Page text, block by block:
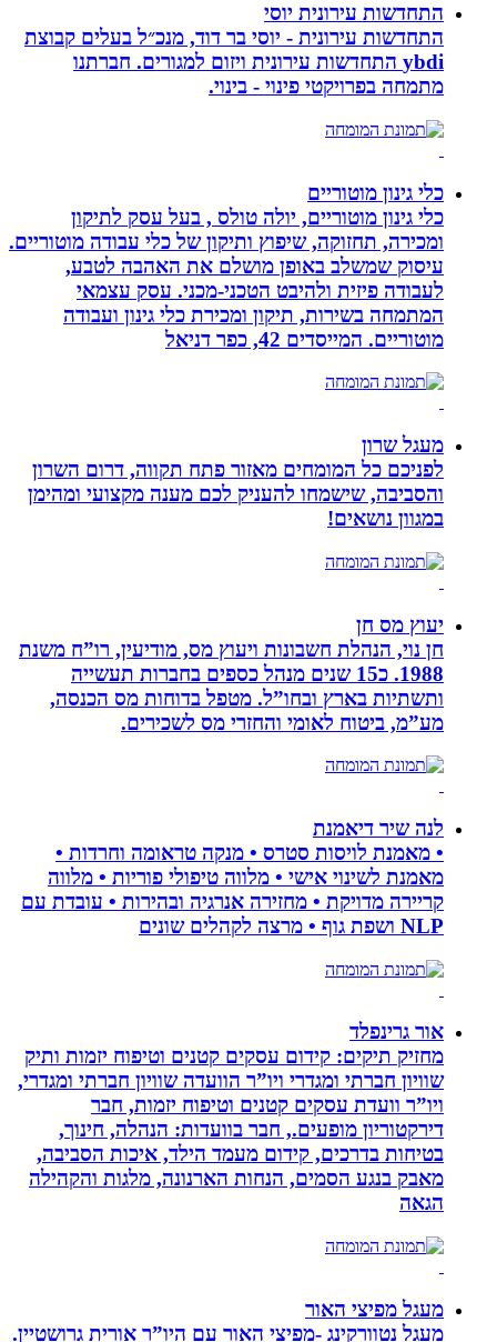
התחדשות עירונית יוסי
התחדשות עירונית - יוסי בר דוד, מנכ״ל בעלים קבוצת
ybdi התחדשות עירונית ויזום למגורים. חברתנו
מתמחה בפרויקטי פינוי - בינוי.
כלי גינון מוטוריים
כלי גינון מוטוריים, יולה טולס , בעל עסק לתיקון
ומכירה, תחזוקה, שיפוץ ותיקון של כלי עבודה מוטוריים.
עיסוק שמשלב באופן מושלם את האהבה לטבע,
לעבודה פיזית ולהיבט הטכני-מכני. עסק עצמאי
המתמחה בשירות, תיקון ומכירת כלי גינון ועבודה
מוטוריים. המייסדים 42, כפר דניאל
מעגל שרון
לפניכם כל המומחים מאזור פתח תקווה, דרום השרון
והסביבה, שישמחו להעניק לכם מענה מקצועי ומהימן
במגוון נושאים!
יעוץ מס חן
חן נוי, הנהלת חשבונות ויעוץ מס, מודיעין, רו”ח משנת
1988. כ15 שנים מנהל כספים בחברות תעשייה
ותשתיות בארץ ובחו”ל. מטפל בדוחות מס הכנסה,
מע”מ, ביטוח לאומי והחזרי מס לשכירים.
לנה שיר דיאמנת
• מאמנת לויסות סטרס • מנקה טראומה וחרדות •
מאמנת לשינוי אישי • מלווה טיפולי פוריות • מלווה
קריירה מדויקת • מחזירה אנרגיה ובהירות • עובדת עם
NLP ושפת גוף • מרצה לקהלים שונים
אור גרינפלד
מחזיק תיקים: קידום עסקים קטנים וטיפוח יזמות ותיק
שוויון חברתי ומגדרי ויו”ר הוועדה שוויון חברתי ומגדרי,
ויו”ר וועדת עסקים קטנים וטיפוח יזמות, חבר
דירקטוריון מופעים., חבר בוועדות: הנהלה, חינוך,
בטיחות בדרכים, קידום מעמד הילד, איכות הסביבה,
מאבק בנגע הסמים, הנחות הארנונה, מלגות והקהילה
הגאה
מעגל מפיצי האור
מעגל נטוורקינג -מפיצי האור עם היו”ר אורית גרושטיין.